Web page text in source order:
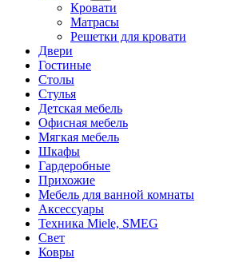
Кровати
Матрасы
Решетки для кровати
Двери
Гостиные
Столы
Стулья
Детская мебель
Офисная мебель
Мягкая мебель
Шкафы
Гардеробные
Прихожие
Мебель для ванной комнаты
Аксессуары
Техника Miele, SMEG
Свет
Ковры